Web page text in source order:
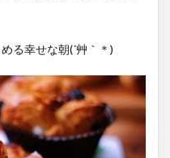
る幸せな朝(´艸｀＊)